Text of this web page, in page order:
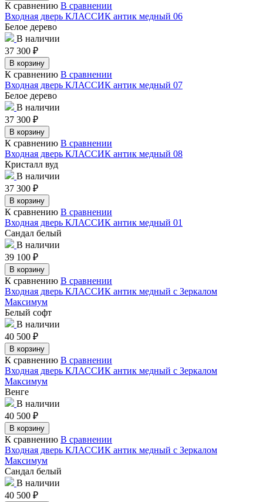
К сравнению В сравнении
Входная дверь КЛАССИК антик медный 06
Белое дерево
В наличии
37 300 ₽
В корзину
К сравнению В сравнении
Входная дверь КЛАССИК антик медный 07
Белое дерево
В наличии
37 300 ₽
В корзину
К сравнению В сравнении
Входная дверь КЛАССИК антик медный 08
Кристалл вуд
В наличии
37 300 ₽
В корзину
К сравнению В сравнении
Входная дверь КЛАССИК антик медный 01
Сандал белый
В наличии
39 100 ₽
В корзину
К сравнению В сравнении
Входная дверь КЛАССИК антик медный с Зеркалом
Максимум
Белый софт
В наличии
40 500 ₽
В корзину
К сравнению В сравнении
Входная дверь КЛАССИК антик медный с Зеркалом
Максимум
Венге
В наличии
40 500 ₽
В корзину
К сравнению В сравнении
Входная дверь КЛАССИК антик медный с Зеркалом
Максимум
Сандал белый
В наличии
40 500 ₽